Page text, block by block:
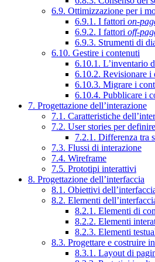
6.9. Ottimizzazione per i
6.9.1. I fattori on-
6.9.2. I fattori off-
6.9.3. Strumenti di
6.10. Gestire i contenuti
6.10.1. L’inventario
6.10.2. Revisionare i
6.10.3. Migrare i
6.10.4. Pubblicare i
7. Progettazione dell’interazione
7.1. Caratteristiche
7.2. User stories per
7.2.1. Differenza tra
7.3. Flussi di interazione
7.4. Wireframe
7.5. Prototipi interattivi
8. Progettazione dell’interfaccia
8.1. Obiettivi
8.2. Elementi
8.2.1. Elementi di
8.2.2. Elementi
8.2.3. Elementi
8.3. Progettare e costruire
8.3.1. Layout di